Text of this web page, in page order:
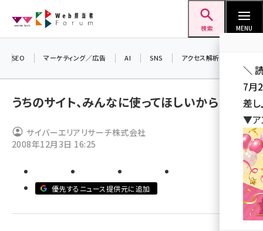
ン
検索 MENU
seo (3519)
youtube (2425)
note (2310)
SEO マーケティング／広告 AI SNS アクセス解析／データ分析
うちのサイト、みんなに使ってほしいから・・
サイバーエリアリサーチ株式会社
2008年12月3日 16:25
優先するニュース提供元に追加
＼
7月
差し
▼ア